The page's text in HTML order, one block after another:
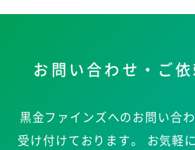
お問い合わせ・ご
黒金ファインズへのお問い合
受け付けております。
お気軽